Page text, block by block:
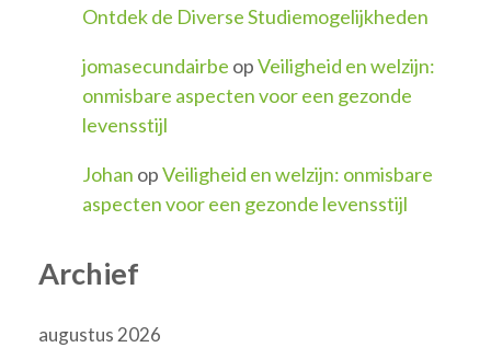
Ontdek de Diverse Studiemogelijkheden
jomasecundairbe opVeiligheid en welzijn:
onmisbare aspecten voor een gezonde
levensstijl
Johan opVeiligheid en welzijn: onmisbare
aspecten voor een gezonde levensstijl
Archief
augustus 2026